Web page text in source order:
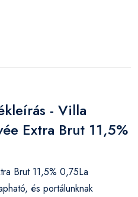
- Villa
Extra Brut 11,5%
Brut 11,5% 0,75La
és portálunknak